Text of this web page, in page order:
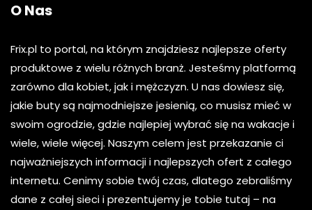
O Nas
Frix.pl to portal, na którym znajdziesz najlepsze oferty
produktowe z wielu różnych branż. Jesteśmy platformą
zarówno dla kobiet, jak i mężczyzn. U nas dowiesz się,
jakie buty są najmodniejsze jesienią, co musisz mieć w
swoim ogrodzie, gdzie najlepiej wybrać się na wakacje i
wiele, wiele więcej. Naszym celem jest przekazanie ci
najważniejszych informacji i najlepszych ofert z całego
internetu. Cenimy sobie twój czas, dlatego zebraliśmy
dane z całej sieci i prezentujemy je tobie tutaj – na